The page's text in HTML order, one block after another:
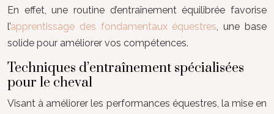
En effet, une routine d’entraînement équilibrée favorise
l’apprentissage des fondamentaux équestres , une base
solide pour améliorer vos compétences.
Techniques d’entraînement spécialisées
pour le cheval
Visant à améliorer les performances équestres, la mise en